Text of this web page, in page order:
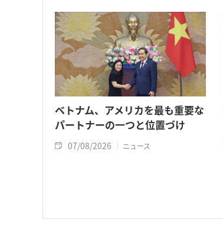
ベトナム、アメリカを最も重要な
パートナーの一つと位置づけ
07/08/2026 ニュース